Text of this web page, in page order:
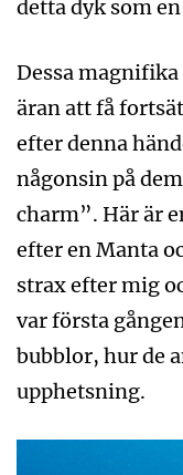
detta dyk som
Dessa
äran att få
efter denna
någonsin på
charm”. Här är
efter en Manta
strax efter mig
var första
bubblor, hur de
upphetsning.